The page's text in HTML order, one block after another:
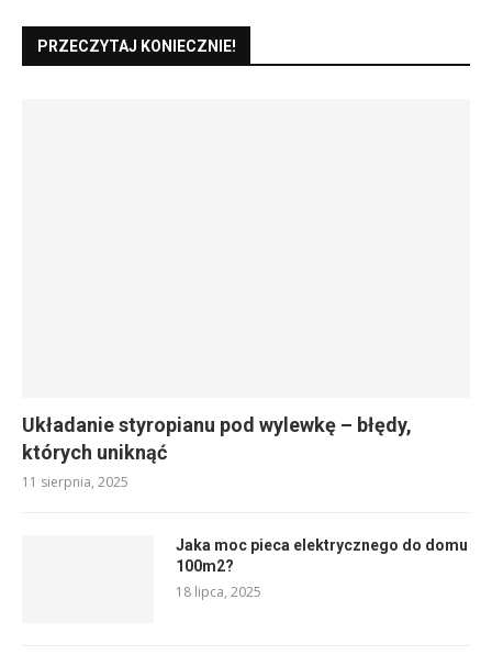
PRZECZYTAJ KONIECZNIE!
Układanie styropianu pod wylewkę – błędy,
których uniknąć
11 sierpnia, 2025
Jaka moc pieca elektrycznego do domu
100m2?
18 lipca, 2025